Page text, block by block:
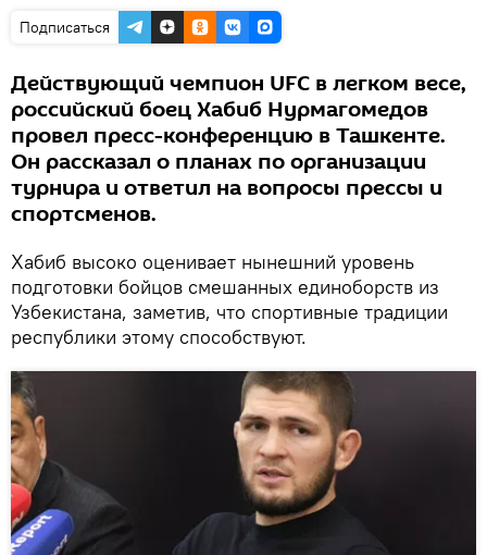
Подписаться
Действующий чемпион UFC в легком весе,
российский боец Хабиб Нурмагомедов
провел пресс-конференцию в Ташкенте.
Он рассказал о планах по организации
турнира и ответил на вопросы прессы и
спортсменов.
Хабиб высоко оценивает нынешний уровень
подготовки бойцов смешанных единоборств из
Узбекистана, заметив, что спортивные традиции
республики этому способствуют.